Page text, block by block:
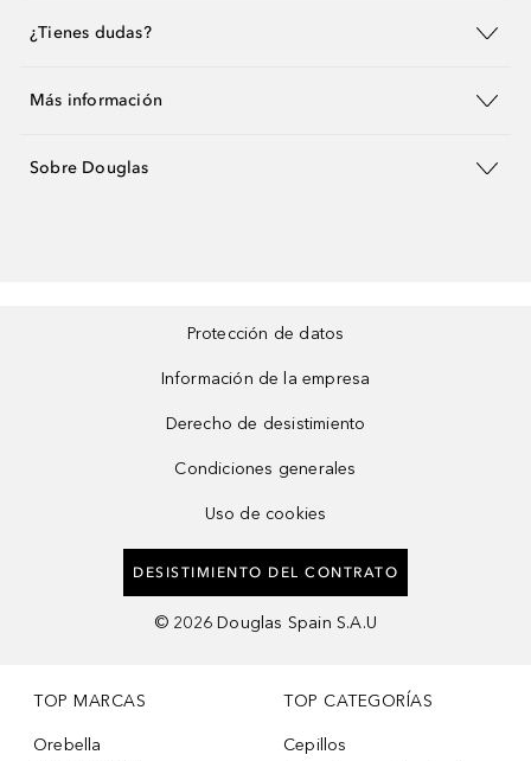
¿Tienes dudas?
Más información
Sobre Douglas
Protección de datos
Información de la empresa
Derecho de desistimiento
Condiciones generales
Uso de cookies
DESISTIMIENTO DEL CONTRATO
© 2026 Douglas Spain S.A.U
TOP MARCAS
Orebella
TOP CATEGORÍAS
Cepillos